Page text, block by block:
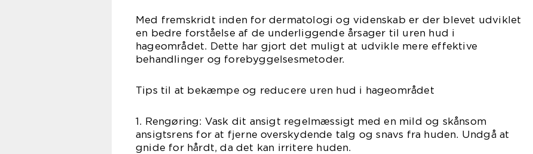
Med fremskridt inden for dermatologi og videnskab er der blevet udviklet
en bedre forståelse af de underliggende årsager til uren hud i
hageområdet. Dette har gjort det muligt at udvikle mere effektive
behandlinger og forebyggelsesmetoder.
Tips til at bekæmpe og reducere uren hud i hageområdet
1. Rengøring: Vask dit ansigt regelmæssigt med en mild og skånsom
ansigtsrens for at fjerne overskydende talg og snavs fra huden. Undgå at
gnide for hårdt, da det kan irritere huden.